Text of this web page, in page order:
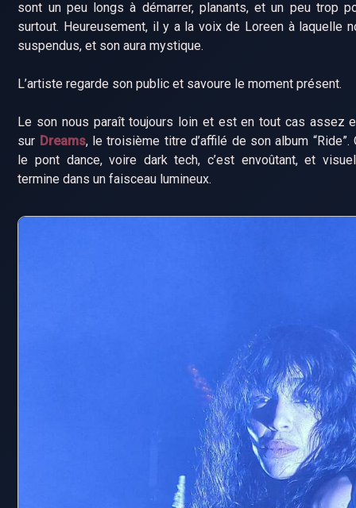
sont un peu longs à démarrer, planants, et un peu trop
surtout. Heureusement, il y a la voix de Loreen à laquelle
suspendus, et son aura mystique.
L’artiste regarde son public et savoure le moment présent.
Le son nous paraît toujours loin et est en tout cas assez
sur Dreams, le troisième titre d’affilé de son album “Ride”.
le pont dance, voire dark tech, c’est envoûtant, et
termine dans un faisceau lumineux.